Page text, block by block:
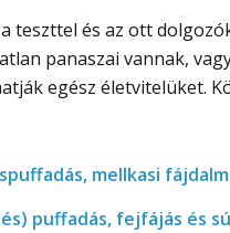
teszttel és az ott
panaszai vannak,
egész életvitelüket.
mellkasi
puffadás, fejfájás és